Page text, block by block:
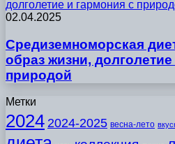
долголетие и гармония с
02.04.2025
Средиземноморская
образ жизни,
природой
Метки
2024 2024-2025 весна-лето